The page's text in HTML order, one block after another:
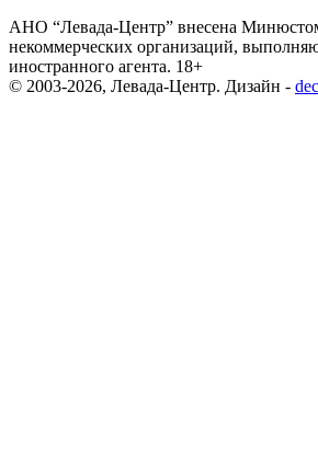
АНО “Левада-Центр” внесена
некоммерческих организаций,
иностранного агента. 18+
© 2003-2026, Левада-Центр. Дизайн -